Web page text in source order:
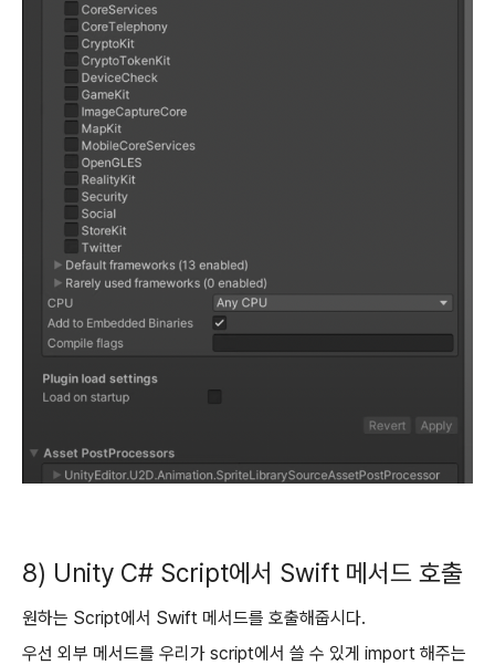
8) Unity C# Script에서 Swift 메서드 호출
원하는 Script에서 Swift 메서드를 호출해줍시다.
우선 외부 메서드를 우리가 script에서 쓸 수 있게 import 해주는